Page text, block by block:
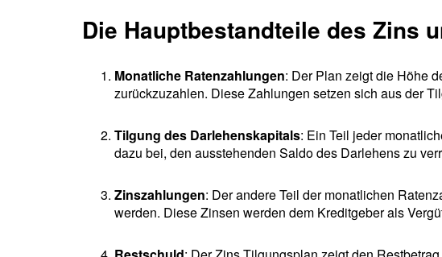
Die Hauptbestandteile des Zins
Monatliche Ratenzahlungen: Der Plan zeigt die Höhe
zurückzuzahlen. Diese Zahlungen setzen sich aus der
Tilgung des Darlehenskapitals: Ein Teil jeder
dazu bei, den ausstehenden Saldo des Darlehens zu
Zinszahlungen: Der andere Teil der monatlichen
werden. Diese Zinsen werden dem Kreditgeber als